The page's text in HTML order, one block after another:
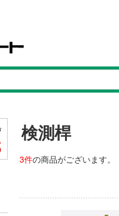
検測桿
3件の商品がございます。